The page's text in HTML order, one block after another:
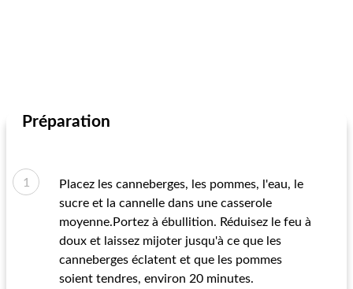
Préparation
Placez les canneberges, les pommes, l'eau, le
sucre et la cannelle dans une casserole
moyenne.Portez à ébullition. Réduisez le feu à
doux et laissez mijoter jusqu'à ce que les
canneberges éclatent et que les pommes
soient tendres, environ 20 minutes.